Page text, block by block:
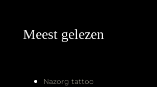
Meest gelezen
Nazorg tattoo